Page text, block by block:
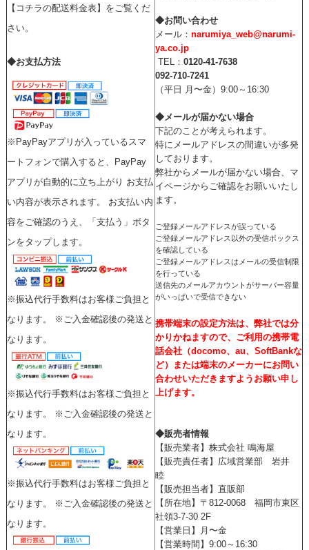
【コチラの配送料金表】をご覧くだ
さい。
◆お支払方法
※PayPayアプリが入っているスマ
ートフォンで購入すると、PayPay
アプリが自動的に立ち上がり お支払
い内容が表示されます。 お支払い内
容をご確認のうえ、「支払う」ボタ
ンをタップします。
※振込代行手数料はお客様ご負担と
なります。 ※ご入金確認後の発送と
なります。
※振込代行手数料はお客様ご負担と
なります。 ※ご入金確認後の発送と
なります。
※振込代行手数料はお客様ご負担と
なります。 ※ご入金確認後の発送と
なります。
◆お問い合わせ
メール： narumiya_web@narumi-
ya.co.jp
TEL： 0120-41-7638
092-710-7241
（平日 月〜金）9:00～16:30
◆メールが届かない場合
下記のことが考えられます。
特にメールアドレスの間違いが多発
しております。
弊社からメールが届かない場合、マ
イページからご確認をお願いいたし
ます。
ご登録メールアドレスが誤っている
ご登録メールアドレス以外の受信ボックス
を確認している
ご登録メールアドレスはメールの受信制限
を行っている
送信先のメールアカウントがサーバー容量
がいっぱいで受信できない
携帯端末の設定方法は、弊社では分
かりかねますので、ご利用の携帯電
話会社（docomo、au、SoftBankな
ど）または端末のメーカーにお問い
合わせいただきますようお願い申し
上げます。
◆販売者情報
【販売業者】株式会社 鳴海屋
【販売責任者】広域営業部 岩井
睦
【販売担当者】直販部
【所在地】〒812-0068 福岡市東区
社領3-7-30 2F
【営業日】月〜金
【営業時間】9:00～16:30